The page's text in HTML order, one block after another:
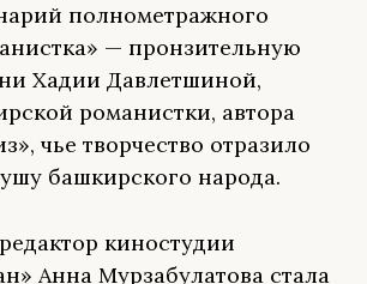
полнометражного
— пронзительную
Хадии Давлетшиной,
романистки, автора
чье творчество отразило
башкирского народа.
киностудии
Анна Мурзабулатова стала